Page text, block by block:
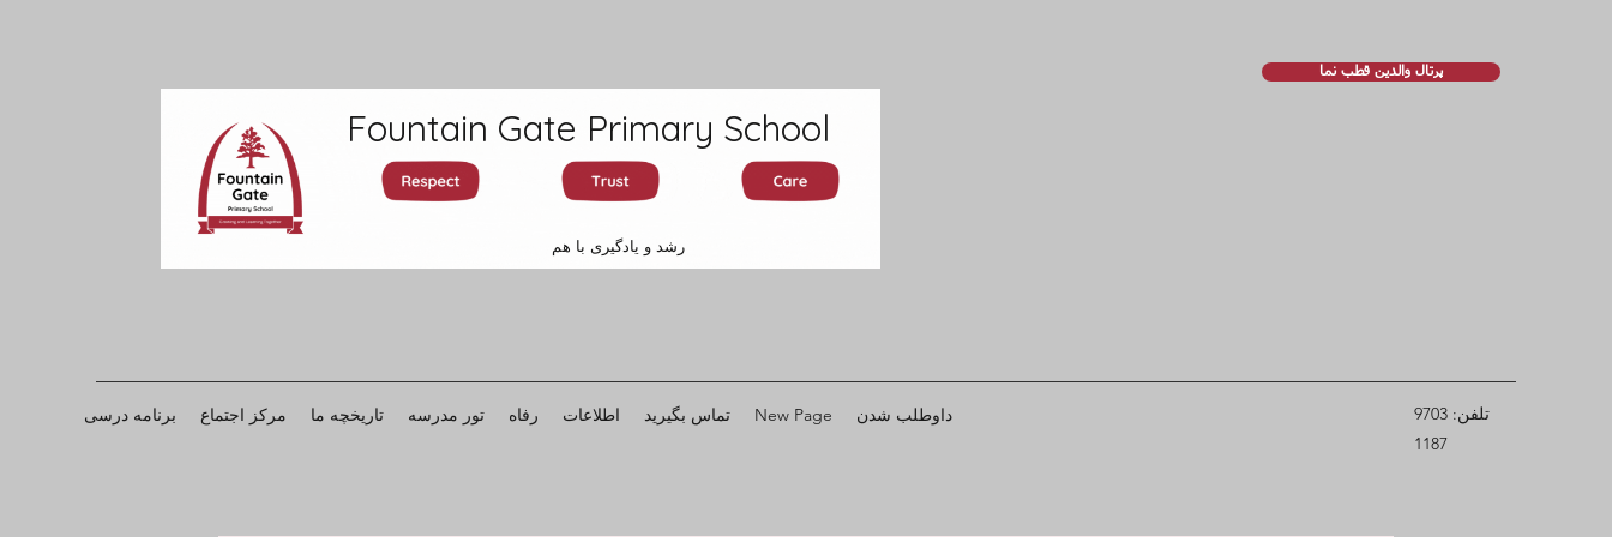
Fountain Gate Primary School
رشد و یادگیری با هم
پرتال والدین قطب نما
برنامه درسی مرکز اجتماع تاریخچه ما تور مدرسه رفاه اطلاعات تماس بگیرید New Page داوطلب شدن
تلفن: 9703
1187